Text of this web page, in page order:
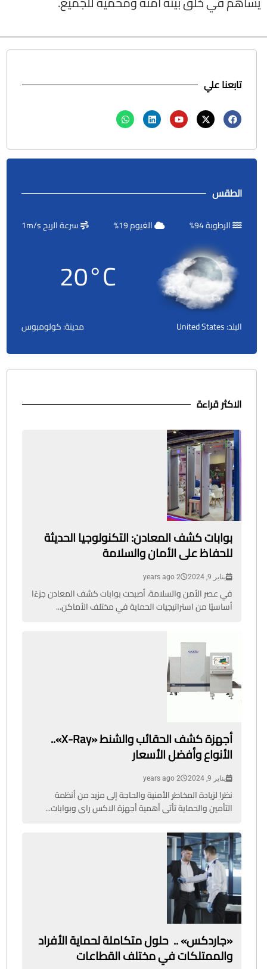
تابعنا علي
الطقس
مدينة: كولومبوس البلد: United States
20°C
الرطوبة94
% الغيوم19
% سرعة الريح 1m/s
الاكثر قراءة
بوابات كشف المعادن: التكنولوجيا الحديثة
للحفاظ على الأمان والسلامة
يناير 9, 2024 2 years ago
في عصر الأمن والسلامة، أصبحت بوابات كشف المعادن جزءًا
أساسيًا من استراتيجيات الحماية في مختلف الأماكن...
أجهزة كشف الحقائب والشنط «X-Ray»..
الأنواع وأفضل الأسعار
يناير 9, 2024 2 years ago
نظرا لزيادة المخاطر الأمنية والحاجة إلى مزيد من أنظمة
التأمين والحماية تأتى أهمية أجهزة الاكس راى وبوابات...
«جاردكس» .. حلول متكاملة لحماية الأفراد
والممتلكات في مختلف القطاعات